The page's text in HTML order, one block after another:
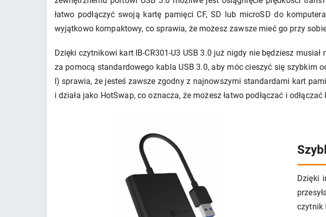
łatwo podłączyć swoją kartę pamięci CF, SD lub microSD do
wyjątkowo kompaktowy, co sprawia, że możesz zawsze mieć go przy
Dzięki czytnikowi kart IB-CR301-U3 USB 3.0 już nigdy nie będziesz
za pomocą standardowego kabla USB 3.0, aby móc cieszyć się szybkim
I) sprawia, że jesteś zawsze zgodny z najnowszymi standardami kart
i działa jako HotSwap, co oznacza, że możesz łatwo podłączać i
Dzięki
czytnik